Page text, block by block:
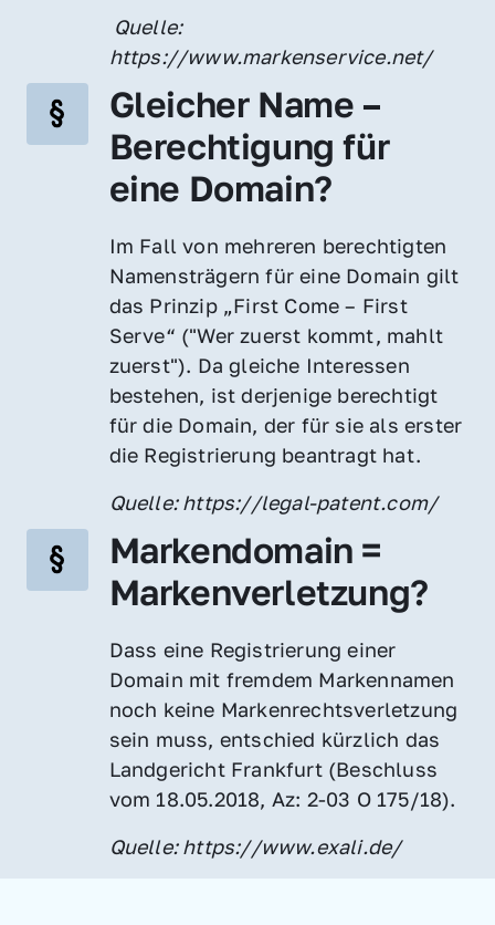
https://www.markenservice.net/
Gleicher Name –
Berechtigung für
eine Domain?
Im Fall von mehreren berechtigten
Namensträgern für eine Domain gilt
das Prinzip „First Come – First
Serve“ ("Wer zuerst kommt, mahlt
zuerst"). Da gleiche Interessen
bestehen, ist derjenige berechtigt
für die Domain, der für sie als erster
die Registrierung beantragt hat.
Quelle: https://legal-patent.com/
Markendomain =
Markenverletzung?
Dass eine Registrierung einer
Domain mit fremdem Markennamen
noch keine Markenrechtsverletzung
sein muss, entschied kürzlich das
Landgericht Frankfurt (Beschluss
vom 18.05.2018, Az: 2-03 O 175/18).
Quelle: https://www.exali.de/